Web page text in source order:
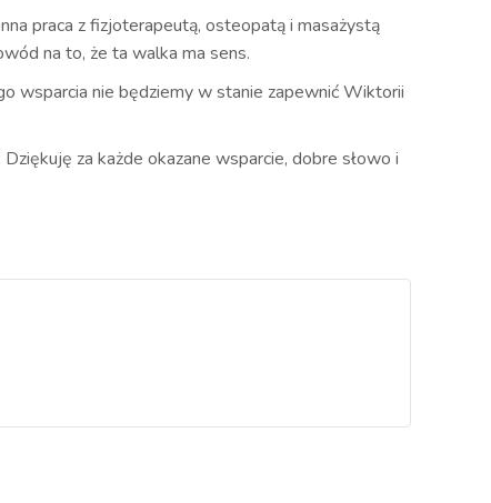
praca z fizjoterapeutą, osteopatą i masażystą
na to, że ta walka ma sens.
wsparcia nie będziemy w stanie zapewnić Wiktorii
za każde okazane wsparcie, dobre słowo i